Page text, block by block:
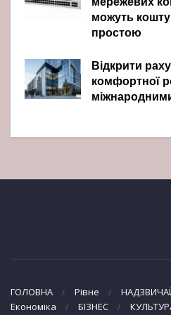
можуть
простою
Відкрити
комфортної
ГОЛОВНА Рівне
Економіка
БІЗНЕС